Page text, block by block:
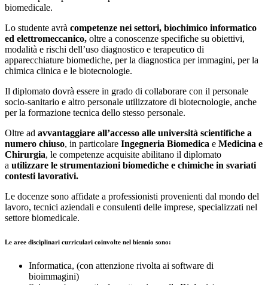
biomedicale.
Lo studente avrà competenze nei settori, biochimico informatico
ed elettromeccanico, oltre a conoscenze specifiche su obiettivi,
modalità e rischi dell’uso diagnostico e terapeutico di
apparecchiature biomediche, per la diagnostica per immagini, per la
chimica clinica e le biotecnologie.
Il diplomato dovrà essere in grado di collaborare con il personale
socio-sanitario e altro personale utilizzatore di biotecnologie, anche
per la formazione tecnica dello stesso personale.
Oltre ad avvantaggiare all’accesso alle università scientifiche a
numero chiuso, in particolare Ingegneria Biomedica e Medicina e
Chirurgia, le competenze acquisite abilitano il diplomato
a utilizzare le strumentazioni biomediche e chimiche in svariati
contesti lavorativi.
Le docenze sono affidate a professionisti provenienti dal mondo del
lavoro, tecnici aziendali e consulenti delle imprese, specializzati nel
settore biomedicale.
Le aree disciplinari curriculari coinvolte nel biennio sono:
Informatica, (con attenzione rivolta ai software di
bioimmagini)